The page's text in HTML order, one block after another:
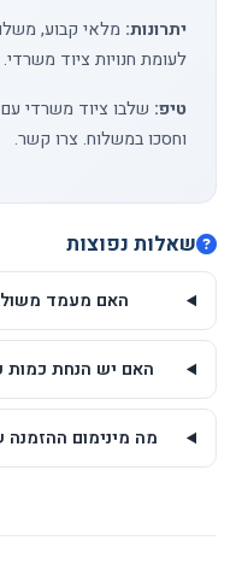
יתרונות:
לעומת חנויות ציוד משרדי.
טיפ: שלבו ציוד משרדי
וחסכו במשלוח. צרו קשר.
שאלות נפוצות
האם מעמד
האם יש הנחת
מה מינימום